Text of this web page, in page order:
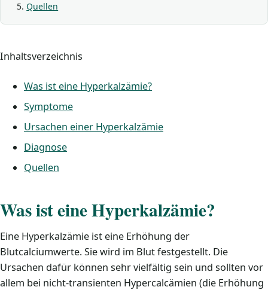
Quellen
Inhaltsverzeichnis
Was ist eine Hyperkalzämie?
Symptome
Ursachen einer Hyperkalzämie
Diagnose
Quellen
Was ist eine Hyperkalzämie?
Eine Hyperkalzämie ist eine Erhöhung der
Blutcalciumwerte. Sie wird im Blut festgestellt. Die
Ursachen dafür können sehr vielfältig sein und sollten vor
allem bei nicht-transienten Hypercalcämien (die Erhöhung